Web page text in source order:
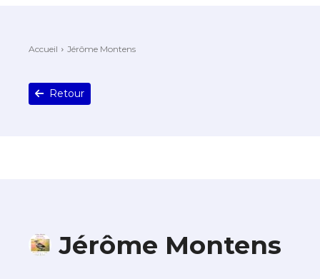
Accueil Jérôme Montens
Retour
Jérôme Montens